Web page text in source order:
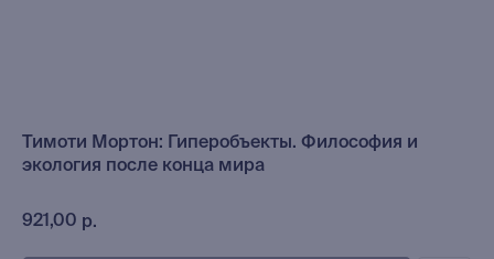
Тимоти Мортон: Гиперобъекты. Философия и
экология после конца мира
921,00 р.